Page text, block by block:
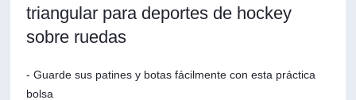
triangular para deportes de hockey
sobre ruedas
- Guarde sus patines y botas fácilmente con esta práctica
bolsa